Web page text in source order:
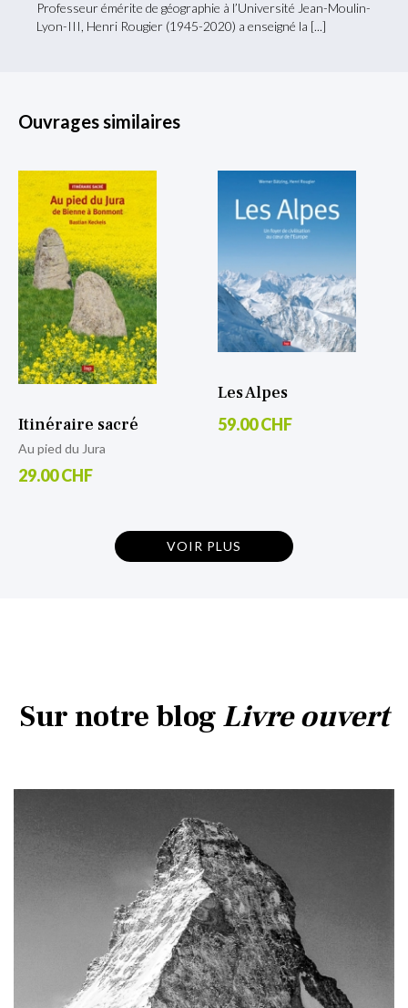
Professeur émérite de géographie à l’Université Jean-Moulin-
Lyon-III, Henri Rougier (1945-2020) a enseigné la
Ouvrages similaires
Itinéraire sacré
Au pied du Jura
29.00 CHF
Les Alpes
59.00 CHF
VOIR PLUS
Sur notre blogLivre ouvert